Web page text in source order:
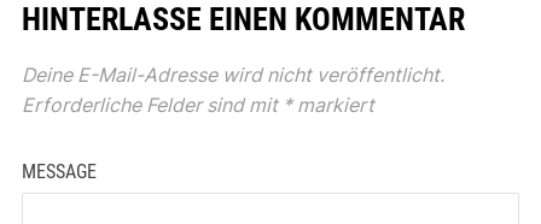
HINTERLASSE EINEN KOMMENTAR
Deine E-Mail-Adresse wird nicht veröffentlicht.
Erforderliche Felder sind mit *markiert
MESSAGE